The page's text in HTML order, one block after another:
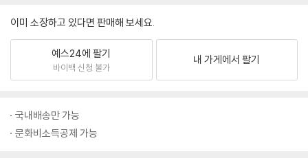
이미 소장하고 있다면 판매해 보세요.
예스24에 팔기
바이백 신청 불가
내 가게에서 팔기
국내배송만 가능
문화비소득공제 가능